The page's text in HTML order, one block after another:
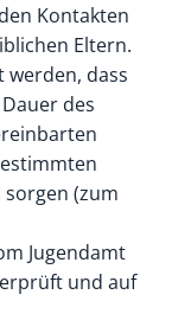
Kontakten
Eltern.
werden, dass
des
(zum
Jugendamt
und auf